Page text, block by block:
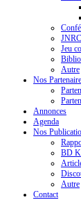
JNRC
Jeu
Autre
Nos
Annonces
Agenda
Nos
BD
Autre
Contact